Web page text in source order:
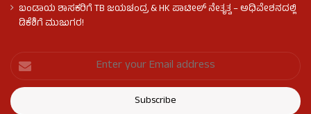
ಬಂಡಾಯ ಶಾಸಕರಿಗೆ TB ಜಯಚಂದ್ರ & HK ಪಾಟೀಲ್ ನೇತೃತ್ವ – ಅಧಿವೇಶನದಲ್ಲಿ
ಡಿಕೆಶಿಗೆ ಮುಜುಗರ!